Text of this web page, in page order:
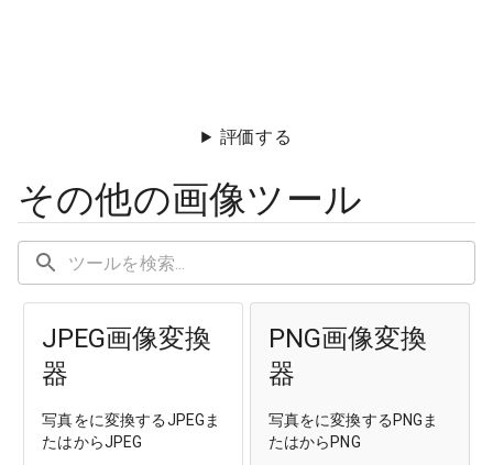
評価する
その他の画像ツール
JPEG画像変換
器
写真をに変換するJPEGま
たはからJPEG
PNG画像変換
器
写真をに変換するPNGま
たはからPNG